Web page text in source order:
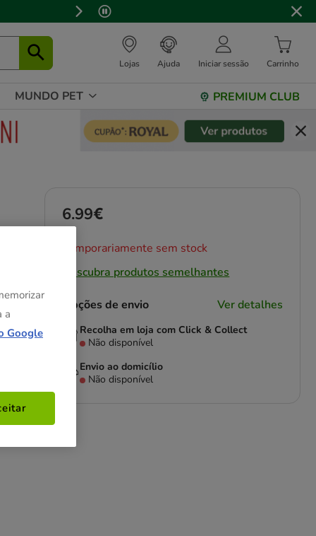
Lojas Ajuda Iniciar sessão Carrinho
MUNDO PET PREMIUM CLUB
Preço 6.99€
6.99€
Temporariamente sem stock
Descubra produtos semelhantes
Opções de envio Ver detalhes
Recolha em loja com Click & Collect
Não disponível
Envio ao domicílio
Não disponível
a
Google